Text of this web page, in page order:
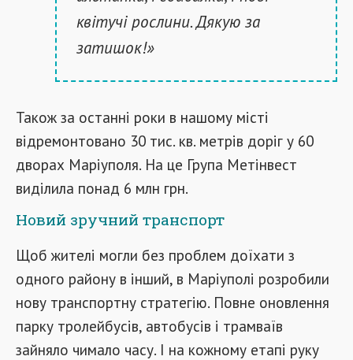
квітучі рослини. Дякую за
затишок!»
Також за останні роки в нашому місті
відремонтовано 30 тис. кв. метрів доріг у 60
дворах Маріуполя. На це Група Метінвест
виділила понад 6 млн грн.
Новий зручний транспорт
Щоб жителі могли без проблем доїхати з
одного району в інший, в Маріуполі розробили
нову транспортну стратегію. Повне оновлення
парку тролейбусів, автобусів і трамваїв
зайняло чимало часу. І на кожному етапі руку